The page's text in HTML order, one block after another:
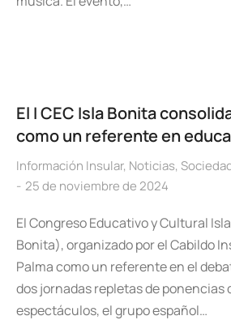
El I CEC Isla Bonita
como un referente en
Información Insular, Noticias,
25 de noviembre de 2024
El Congreso Educativo y Cultural
Bonita), organizado por el Cabildo
Palma como un referente en el
dos jornadas repletas de ponencias
espectáculos, el grupo español…